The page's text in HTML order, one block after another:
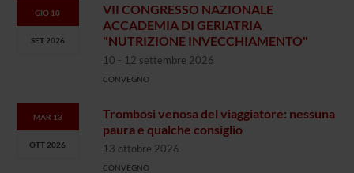
GIO 10
SET 2026
VII CONGRESSO NAZIONALE
ACCADEMIA DI GERIATRIA
"NUTRIZIONE INVECCHIAMENTO"
10 - 12 settembre 2026
CONVEGNO
MAR 13
OTT 2026
Trombosi venosa del viaggiatore: nessuna
paura e qualche consiglio
13 ottobre 2026
CONVEGNO